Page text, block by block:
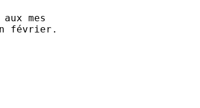
mes
février.